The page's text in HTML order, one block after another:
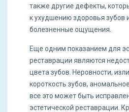
также другие дефекты,
к ухудшению здоровья зубов
болезненные ощущения.
Еще одним показанием для
реставрации являются
цвета зубов. Неровности,
короткость зубов,
все это может быть
эстетической реставрации.